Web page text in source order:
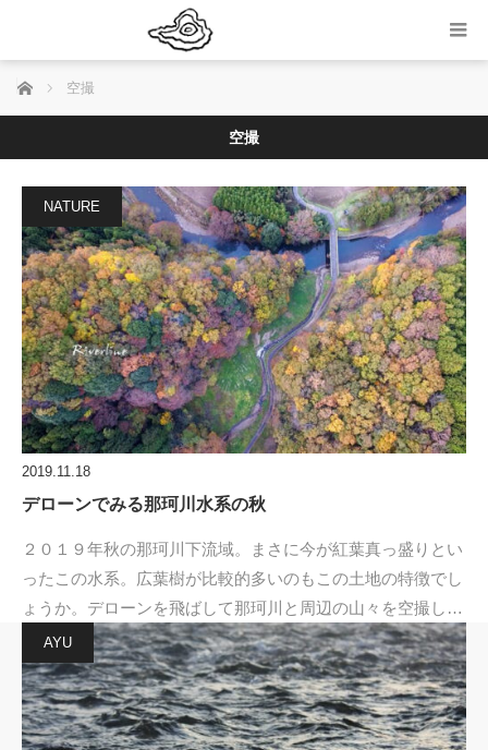
ホーム 空撮
空撮
NATURE
2019.11.18
デローンでみる那珂川水系の秋
２０１９年秋の那珂川下流域。まさに今が紅葉真っ盛りとい
ったこの水系。広葉樹が比較的多いのもこの土地の特徴でし
ょうか。デローンを飛ばして那珂川と周辺の山々を空撮し…
AYU